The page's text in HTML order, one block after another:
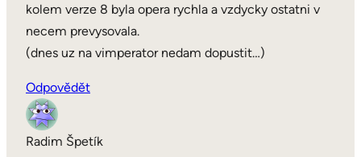
kolem verze 8 byla opera rychla a vzdycky ostatni v
necem prevysovala.
(dnes uz na vimperator nedam dopustit…)
Odpovědět
Radim Špetík